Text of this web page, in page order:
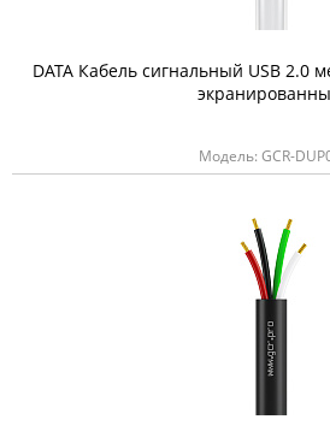
DATA Кабель сигнальный USB 2.0
Модель: GCR-